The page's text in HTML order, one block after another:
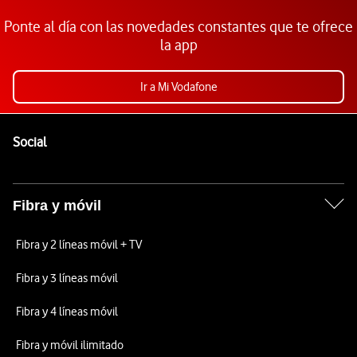
Ponte al día con las novedades constantes que te ofrece
la app
Ir a Mi Vodafone
SocialEnlaces a las redes sociales de Vodafone
Fibra y móvil
Fibra y 2 líneas móvil + TV
Fibra y 3 líneas móvil
Fibra y 4 líneas móvil
Fibra y móvil ilimitado